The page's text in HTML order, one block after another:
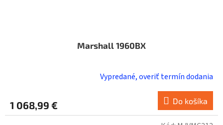
Marshall 1960BX
Vypredané, overiť termín dodania
1 068,99 € Do košíka